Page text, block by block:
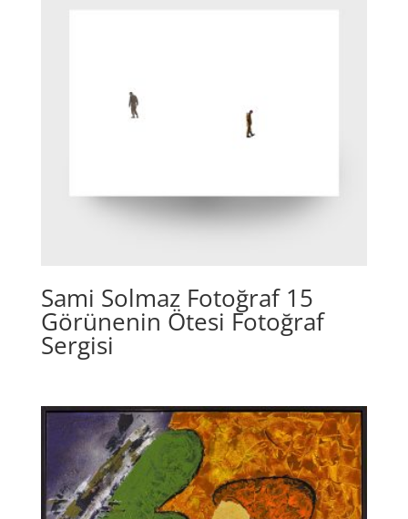
Sami Solmaz Fotoğraf 15
Görünenin Ötesi Fotoğraf
Sergisi